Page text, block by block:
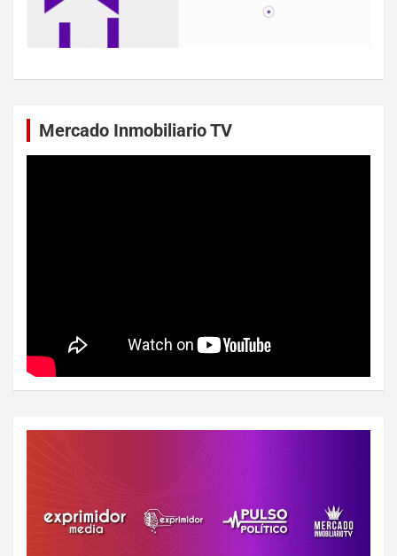
Mercado Inmobiliario TV